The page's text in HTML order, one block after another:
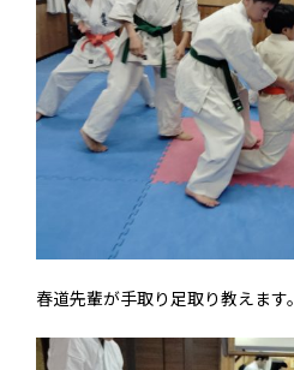
春道先輩が手取り足取り教えます。